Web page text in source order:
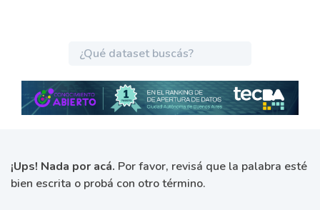
¡Ups! Nada por acá. Por favor, revisá que la palabra esté
bien escrita o probá con otro término.